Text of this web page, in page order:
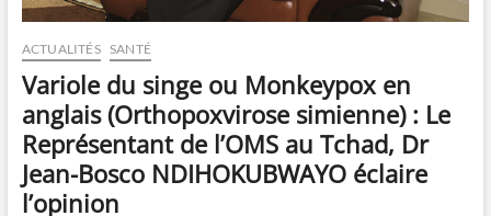
ACTUALITÉS SANTÉ
Variole du singe ou Monkeypox en
anglais (Orthopoxvirose simienne) : Le
Représentant de l’OMS au Tchad, Dr
Jean-Bosco NDIHOKUBWAYO éclaire
l’opinion